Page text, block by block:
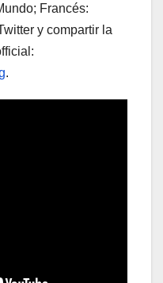
Francés:
y compartir la
.